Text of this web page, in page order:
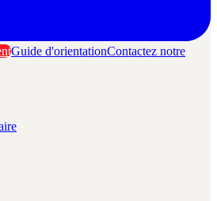
Guide d'orientationContactez notre